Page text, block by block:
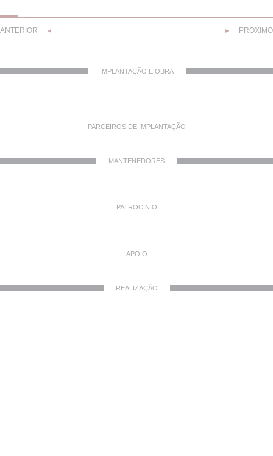
ANTERIOR ◄ ► PRÓXIMO
IMPLANTAÇÃO E OBRA
PARCEIROS DE IMPLANTAÇÃO
MANTENEDORES
PATROCÍNIO
APOIO
REALIZAÇÃO